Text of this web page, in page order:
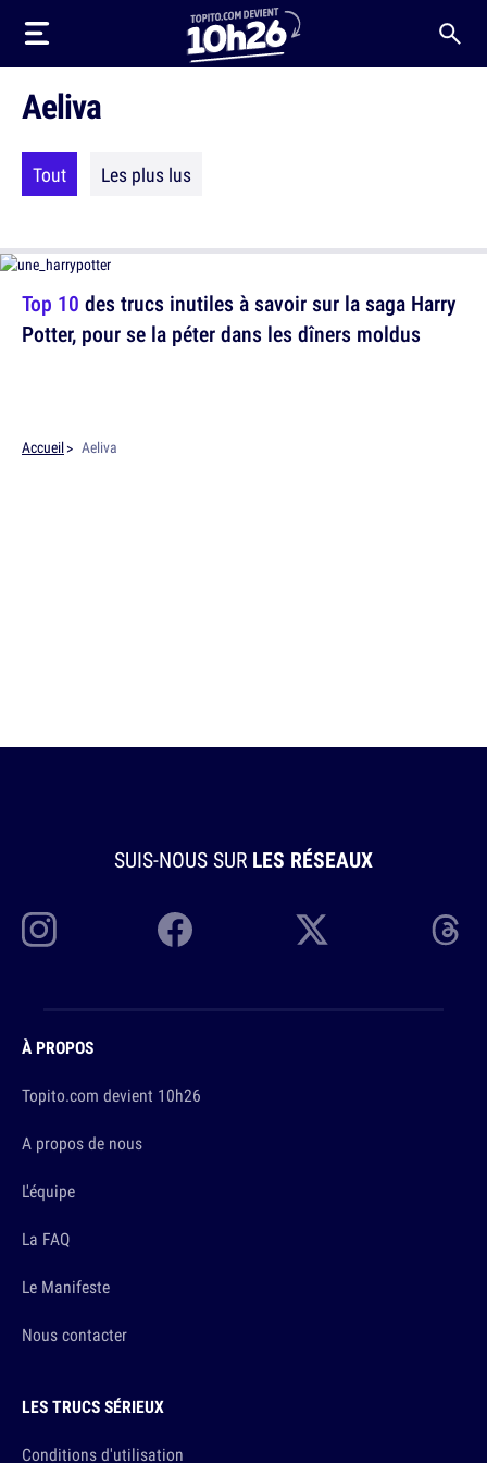
Aeliva
Tout Les plus lus
Top 10 des trucs inutiles à savoir sur la saga Harry
Potter, pour se la péter dans les dîners moldus
Accueil Aeliva
SUIS-NOUS SUR LES RÉSEAUX
À PROPOS
Topito.com devient 10h26
A propos de nous
L'équipe
La FAQ
Le Manifeste
Nous contacter
LES TRUCS SÉRIEUX
Conditions d'utilisation